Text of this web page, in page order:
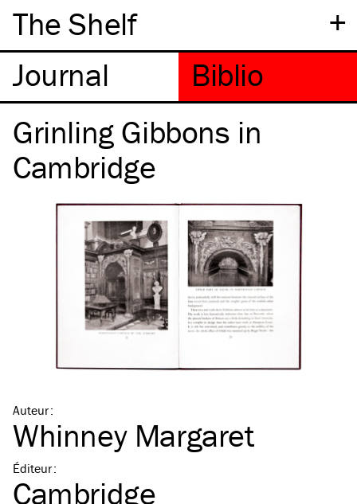
+
The Shelf
Grinling Gibbons in
Cambridge
Auteur:
Whinney Margaret
Éditeur:
Cambridge